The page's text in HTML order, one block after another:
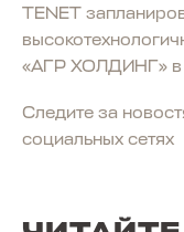
TENET
«АГР ХОЛДИНГ» в
Следите за
социальных сетях